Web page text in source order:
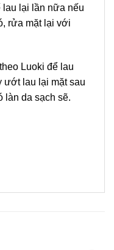
lau lại lần nữa nếu
rửa mặt lại với
Luoki để lau
ướt lau lại mặt sau
làn da sạch sẽ.